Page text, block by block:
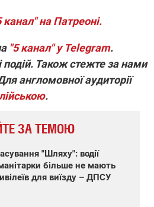
на Патреоні.
"5 канал" у Telegram.
подій. Також стежте за нами
англомовної аудиторії
.
ЗА ТЕМОЮ
"Шляху": водії
більше не мають
для виїзду – ДПСУ